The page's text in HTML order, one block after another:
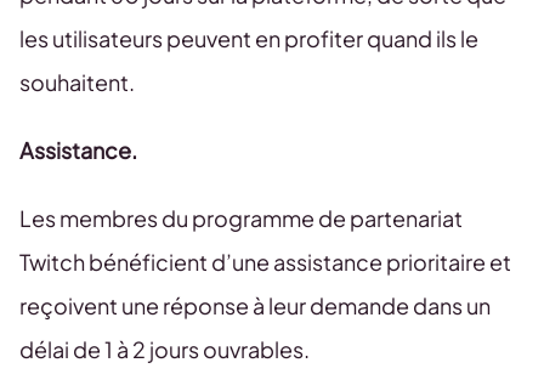
les utilisateurs peuvent en profiter quand ils le
souhaitent.
Assistance.
Les membres du programme de partenariat
Twitch bénéficient d’une assistance prioritaire et
reçoivent une réponse à leur demande dans un
délai de 1 à 2 jours ouvrables.